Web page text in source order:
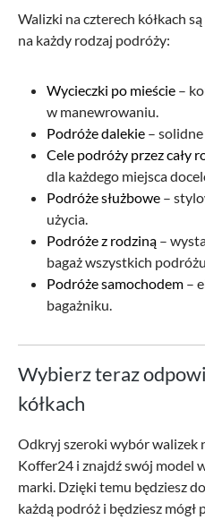
Walizki na czterech kółkach
na każdy rodzaj podróży:
Wycieczki po mieście –
w manewrowaniu.
Podróże dalekie –
Cele podróży przez cały
dla każdego miejsca
Podróże służbowe –
użycia.
Podróże z rodziną –
bagaż wszystkich
Podróże samochodem –
bagażniku.
Wybierz teraz
kółkach
Odkryj szeroki wybór walizek
Koffer24 i znajdź swój model
marki. Dzięki temu będziesz
każdą podróż i będziesz mógł